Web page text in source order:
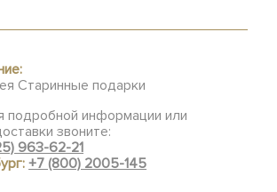
Старинные подарки
подробной информации или
звоните:
963-62-21
+7 (800) 2005-145